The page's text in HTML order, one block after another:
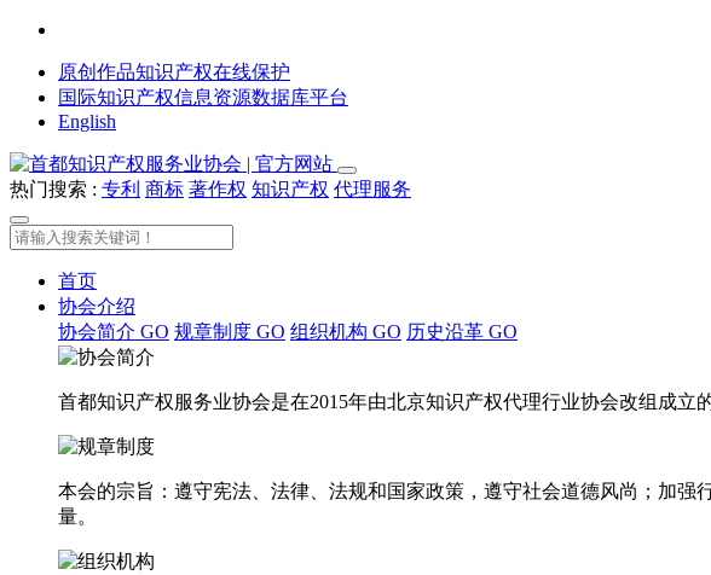
原创作品知识产权在线保护
国际知识产权信息资源数据库平台
English
热门搜索 : 专利 商标 著作权 知识产权 代理服务
首页
协会介绍
协会简介 GO 规章制度 GO 组织机构 GO 历史沿革 GO
首都知识产权服务业协会是在2015年由北京知识产权代理行业协会改组成
本会的宗旨：遵守宪法、法律、法规和国家政策，遵守社会道德风尚；加
量。